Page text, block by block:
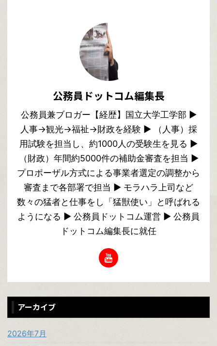
公務員ドットコム編集長
公務員兼ブロガー【経歴】国立大学工学部 ▶︎
人事→観光→福祉→財政を経験 ▶︎ （人事）採
用試験を担当し、約1000人の受験生を見る ▶︎
（財政）年間約5000件の補助金審査を担当 ▶︎
プロポーザル方式による事業者選定の調整から
審査まで各部署で担当 ▶︎ モラハラ上司など
数々の猛者と仕事をし「猛獣使い」と呼ばれる
ようになる ▶︎ 公務員ドットコム運営 ▶︎ 公務員
ドットコム編集長に就任
アーカイブ
2026年7月